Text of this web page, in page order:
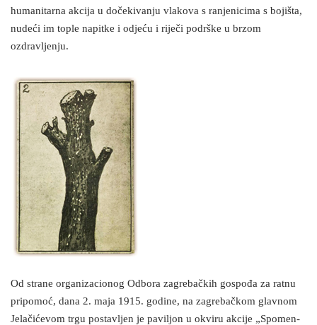
humanitarna akcija u dočekivanju vlakova s ranjenicima s bojišta,
nudeći im tople napitke i odjeću i riječi podrške u brzom
ozdravljenju.
Od strane organizacionog Odbora zagrebačkih gospođa za ratnu
pripomoć, dana 2. maja 1915. godine, na zagrebačkom glavnom
Jelačićevom trgu postavljen je paviljon u okviru akcije „Spomen-